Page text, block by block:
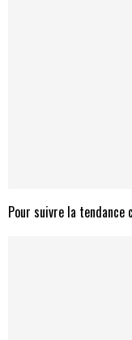
Pour suivre la tendance